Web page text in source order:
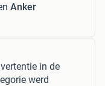
Anker
in de
werd